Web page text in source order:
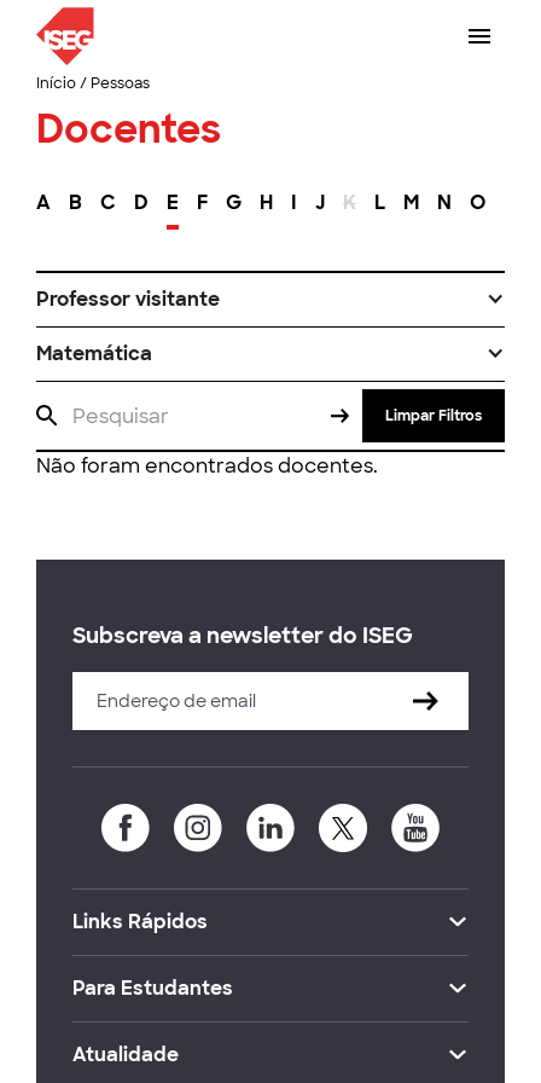
Início/ Pessoas
Docentes
A B C D E F G H I J K L M N O
Professor visitante
Matemática
Limpar Filtros
Não foram encontrados docentes.
Subscreva a newsletter do ISEG
Links Rápidos
Para Estudantes
Atualidade